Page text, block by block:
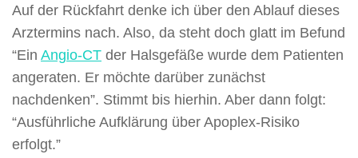
Auf der Rückfahrt denke ich über den Ablauf dieses
Arztermins nach. Also, da steht doch glatt im Befund
“Ein Angio-CT der Halsgefäße wurde dem Patienten
angeraten. Er möchte darüber zunächst
nachdenken”. Stimmt bis hierhin. Aber dann folgt:
“Ausführliche Aufklärung über Apoplex-Risiko
erfolgt.”